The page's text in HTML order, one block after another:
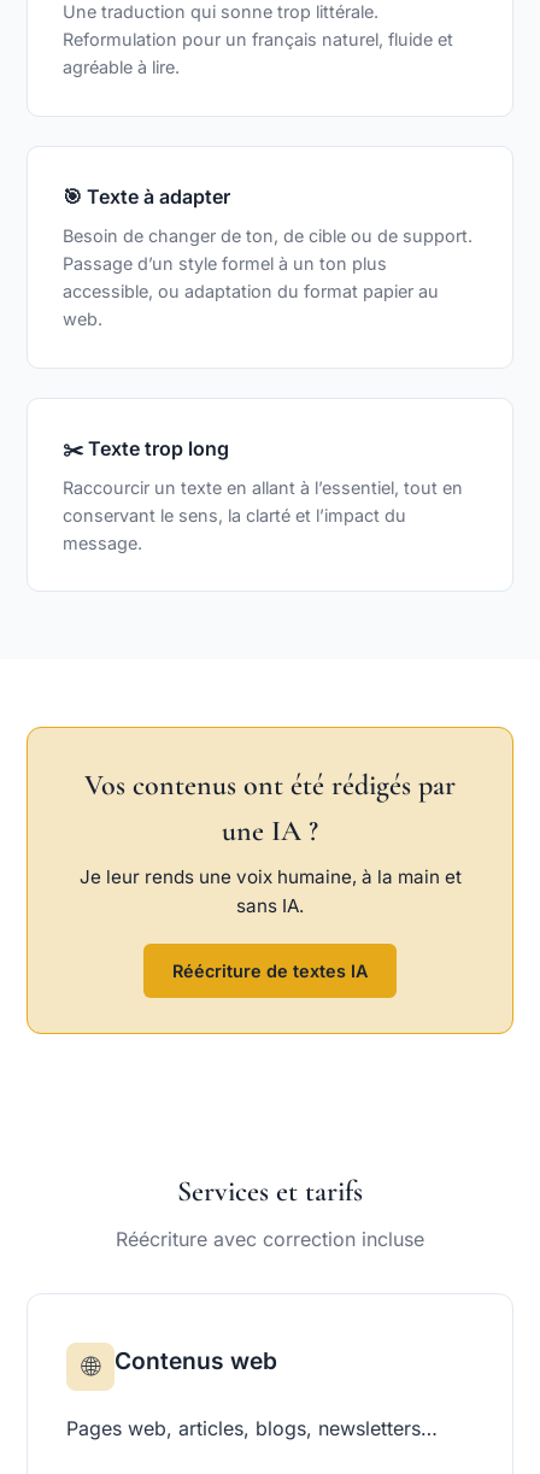
Une traduction qui sonne trop littérale.
Reformulation pour un français naturel, fluide et
agréable à lire.
🎯 Texte à adapter
Besoin de changer de ton, de cible ou de support.
Passage d’un style formel à un ton plus
accessible, ou adaptation du format papier au
web.
✂️ Texte trop long
Raccourcir un texte en allant à l’essentiel, tout en
conservant le sens, la clarté et l’impact du
message.
Vos contenus ont été rédigés par
une IA ?
Je leur rends une voix humaine, à la main et
sans IA.
Réécriture de textes IA
Services et tarifs
Réécriture avec correction incluse
🌐 Contenus web
Pages web, articles, blogs, newsletters…